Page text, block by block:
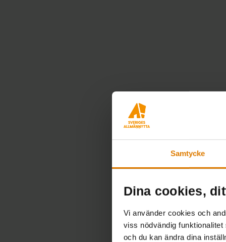
Samtycke
Dina cookies,
Vi använder cookies och
viss nödvändig
och du kan ändra dina